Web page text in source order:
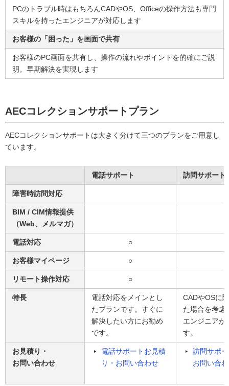
PCのトラブル時はもちろんCADやOS、Officeの操作方法も専門
スキルを持ったエンジニアが対応します
お客様の「困った」を画面で共有
お客様のPC画面を共有し、操作の流れやポイントを的確にご説
明。早期解決を実現します
AECコレクションサポートプラン
AECコレクションサポートは大きく分けて三つのプランをご用意し
ています。
電話サポート 訪問サポート
障害時訪問対応
BIM / CIM情報提供
（Web、メルマガ）
電話対応 ○
お客様マイページ ○
リモート操作対応 ○
特長
電話対応をメインとし
たプランです。すぐに
解決したい方にお勧め
です。
CADやOSに
た場合を考慮
エンジニアが
す。
お見積り・
お問い合わせ
電話サポートお見積
り・お問い合わせ
訪問サポ
お問い合